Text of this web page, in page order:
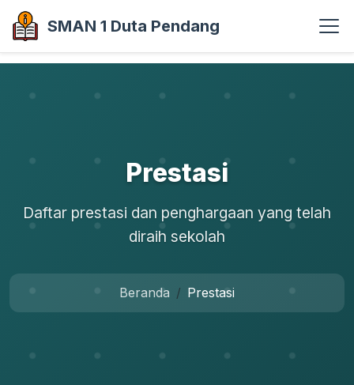
SMAN 1 Duta Pendang
Prestasi
Daftar prestasi dan penghargaan yang telah
diraih sekolah
Beranda Prestasi